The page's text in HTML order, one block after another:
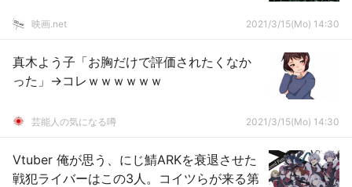
映画.net 2021/3/15(Mo) 14:30
真木よう子「お胸だけで評価されたくなか
った」→コレｗｗｗｗｗｗ
芸能人の気になる噂 2021/3/15(Mo) 14:30
Vtuber 俺が思う、にじ鯖ARKを衰退させた
戦犯ライバーはこの3人。コイツらが来る第